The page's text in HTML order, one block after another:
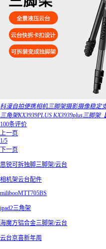
科漫自拍便携相机三脚架摄影摄像稳定
三角架KX3939PLUS KX3939plus三脚架
100条评价
上一页
1/5
下一页
思锐可拆独脚三脚架/云台
相机架云台配件
milibooMTT705BS
ipad2三角架
海魔方铝合金三脚架/云台
云台京喜新年周